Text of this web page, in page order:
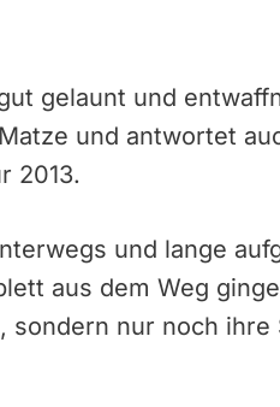
gelaunt und
und antwortet
2013.
und lange
aus dem Weg
sondern nur noch ihre